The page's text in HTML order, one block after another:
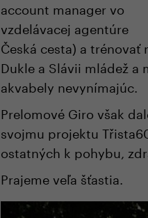
account manager vo
vzdelávacej agentúre
Česká cesta) a trénovať
Dukle a Slávii mládež a
akvabely nevynímajúc.
Prelomové Giro však
svojmu projektu
ostatných k pohybu,
Prajeme veľa šťastia.